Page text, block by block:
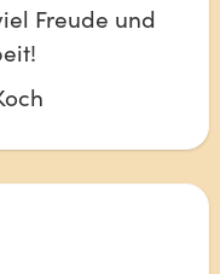
Freude und